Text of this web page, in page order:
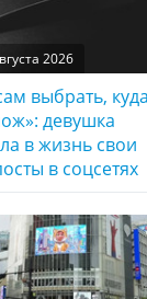
2026
выбрать,
девушка
в жизнь свои
в соцсетях